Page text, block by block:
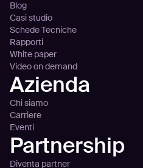
Blog
Casi studio
Schede Tecniche
Rapporti
White paper
Video on demand
Azienda
Chi siamo
Carriere
Eventi
Partnership
Diventa partner